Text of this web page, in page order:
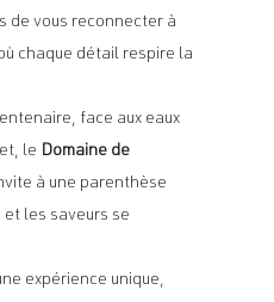
de vous reconnecter à
chaque détail respire la
face aux eaux
le Domaine de
à une parenthèse
les saveurs se
expérience unique,